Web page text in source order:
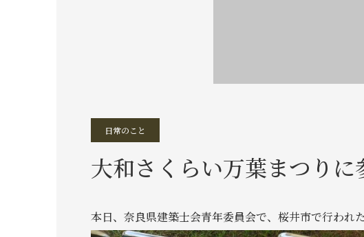
日常のこと
大和さくらい万葉まつりに
本日、奈良県建築士会青年委員会で、桜井市で行われ